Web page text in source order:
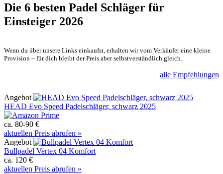
Die 6 besten Padel Schläger für
Einsteiger 2026
Wenn du über unsere Links einkaufst, erhalten wir vom Verkäufer eine kleine
Provision – für dich bleibt der Preis aber selbstverständlich gleich.
alle Empfehlungen
Angebot
HEAD Evo Speed Padelschläger, schwarz 2025
ca. 80-90 €
aktuellen Preis abrufen »
Angebot
Bullpadel Vertex 04 Komfort
ca. 120 €
aktuellen Preis abrufen »